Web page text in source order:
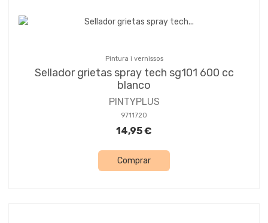
Pintura i vernissos
Sellador grietas spray tech sg101 600 cc
blanco
PINTYPLUS
9711720
14,95 €
Comprar